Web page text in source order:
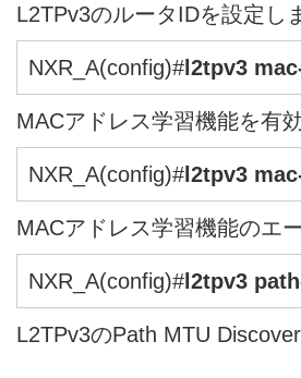
L2TPv3のルータIDを設定し
NXR_A(config)#l2tpv3
MACアドレス学習機能を有
NXR_A(config)#l2tpv3
MACアドレス学習機能のエ
NXR_A(config)#l2tpv3
L2TPv3のPath MTU